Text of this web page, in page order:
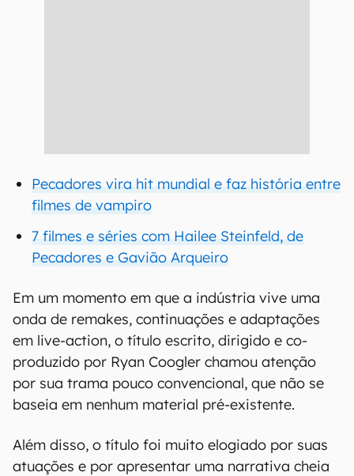
Pecadores vira hit mundial e faz história entre
filmes de vampiro
7 filmes e séries com Hailee Steinfeld, de
Pecadores e Gavião Arqueiro
Em um momento em que a indústria vive uma
onda de remakes, continuações e adaptações
em live-action, o título escrito, dirigido e co-
produzido por Ryan Coogler chamou atenção
por sua trama pouco convencional, que não se
baseia em nenhum material pré-existente.
Além disso, o título foi muito elogiado por suas
atuações e por apresentar uma narrativa cheia